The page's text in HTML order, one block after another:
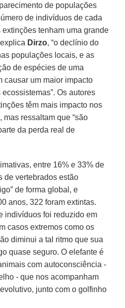
de populações
de indivíduos de cada
extinções tenham uma grande
Dirzo, “o declínio do
populações locais, e as
de espécies de uma
causar um maior impacto
Os autores
têm mais impacto nos
ressaltam que “são
da perda real de
entre 16% e 33% de
de vertebrados estão
de forma global, e
anos, 322 foram extintas.
indivíduos foi reduzido em
casos extremos como os
diminui a tal ritmo que sua
quase seguro. O elefante é
com autoconsciência -
- que nos acompanham
junto com o golfinho